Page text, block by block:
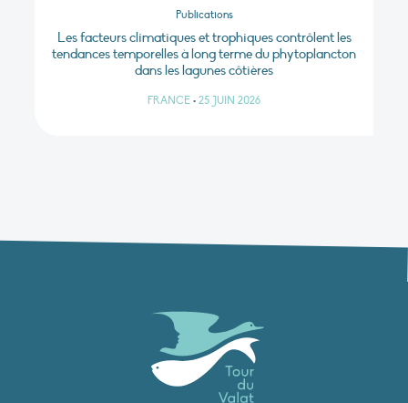
Publications
Les facteurs climatiques et trophiques contrôlent les
tendances temporelles à long terme du phytoplancton
dans les lagunes côtières
FRANCE • 25 JUIN 2026